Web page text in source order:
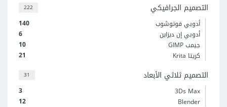
222 التصميم الجرافيكي
140
أدوبي فوتوشوب
6
أدوبي إن ديزاين
10
جيمب GIMP
21
كريتا Krita
31 التصميم ثلاثي الأبعاد
3
3Ds Max
12
Blender